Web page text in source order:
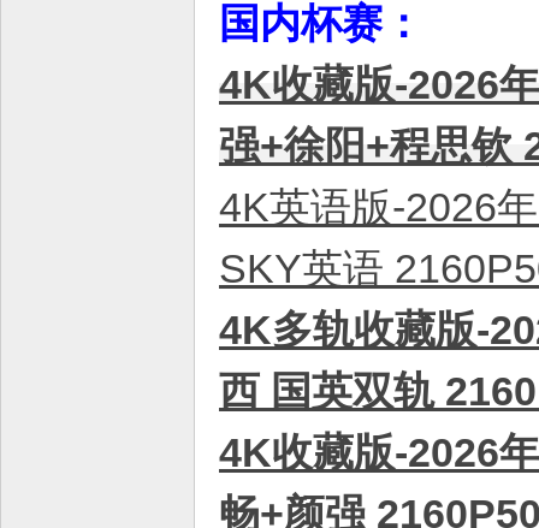
国内杯赛：
4K收藏版-2026
强+徐阳+程思钦
4K英语版-2026
SKY英语
4K多轨收藏版-
西 国英双轨
4K收藏版-2026
畅+颜强